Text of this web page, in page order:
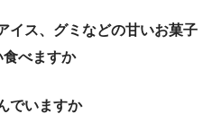
イス、グミなどの甘いお菓子
べますか
でいますか